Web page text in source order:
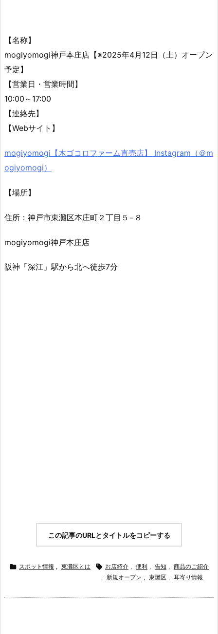
【名称】
mogiyomogi神戸本庄店【※2025年4月12日（土）オープン
予定】
【営業日・営業時間】
10:00～17:00
【連絡先】
【Webサイト】
mogiyomogi【木ゴコロファーム直売店】 Instagram（＠m
ogiyomogi）
【場所】
住所：神戸市東灘区本庄町２丁目５−８
mogiyomogi神戸本庄店
阪神「深江」駅から北へ徒歩7分
この記事のURLとタイトルをコピーする
 スポット情報 , 東灘区とは  お店紹介 , 便利 , 告知 , 商品のご紹介
, 新規オープン , 東灘区 , 耳寄り情報